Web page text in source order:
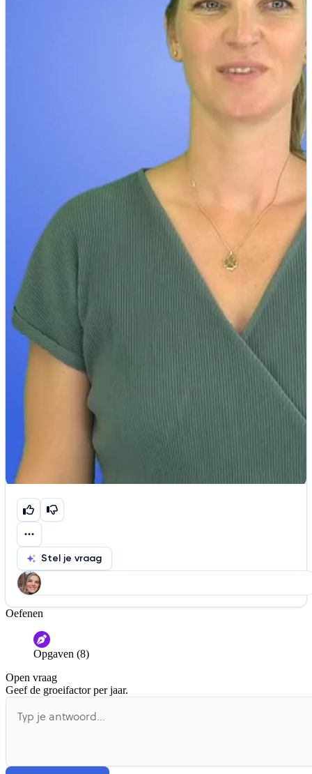
Stel je vraag
Help ons de video te verbeteren
De audio is slecht
Informatie is onjuist
De docent is te langdradig
Oefenen
Opgaven (8)
Open vraag
Geef de groeifactor per jaar.